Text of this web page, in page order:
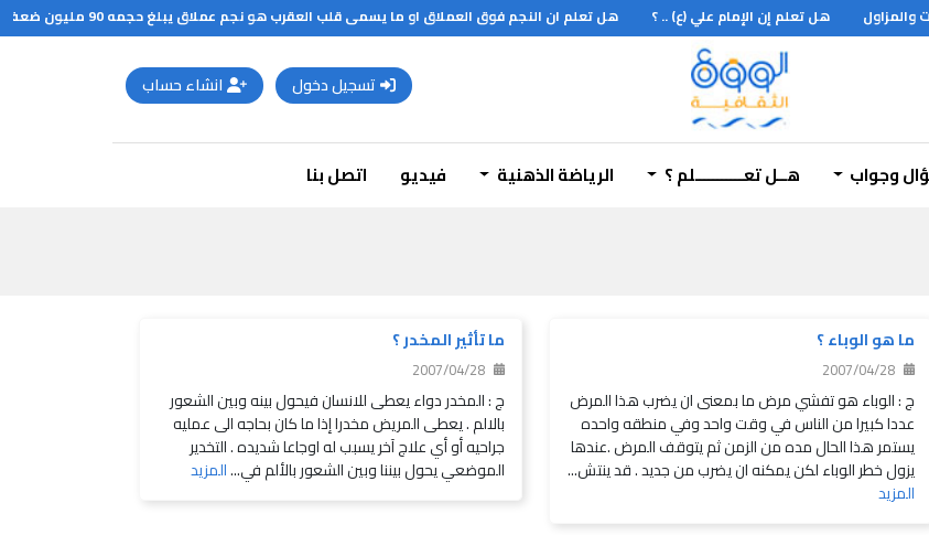
هل تعلم إن الإمام علي (ع) .. ؟ هل تعلم ان النجم فوق العملاق او ما يسمى قلب العقرب هو نجم عملاق يبلغ حجمه 90 مليون ضعف حجم الشمس
تسجيل دخول انشاء حساب
وجواب هــل تعـــــــــــلم ؟ الرياضة الذهنية فيديو اتصل بنا
ما هو الوباء ؟
2007/04/28
ج : الوباء هو تفشي مرض ما بمعنى ان يضرب هذا المرض
عددا كبيرا من الناس في وقت واحد وفي منطقه واحده
يستمر هذا الحال مده من الزمن ثم يتوقف المرض .عندها
يزول خطر الوباء لكن يمكنه ان يضرب من جديد . قد ينتش...
المزيد
ما تأثير المخدر ؟
2007/04/28
ج : المخدر دواء يعطى للانسان فيحول بينه وبين الشعور
بالالم . يعطى المريض مخدرا إذا ما كان بحاجه الى عمليه
جراحيه أو أي علاج آخر يسبب له اوجاعا شديده . التخدير
الموضعي يحول بيننا وبين الشعور بالألم في...المزيد